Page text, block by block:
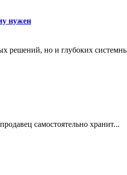
нужен
решений, но и глубоких
самостоятельно хранит...